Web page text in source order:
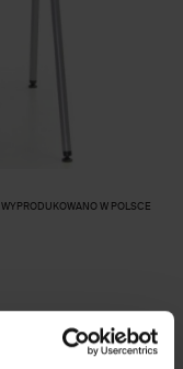
WYPRODUKOWANO W POLSCE